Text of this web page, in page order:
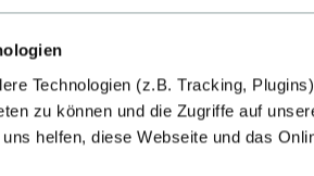
Technologien (z.B. Tracking,
zu können und die Zugriffe auf
helfen, diese Webseite und das
Zentrale Vergabestelle